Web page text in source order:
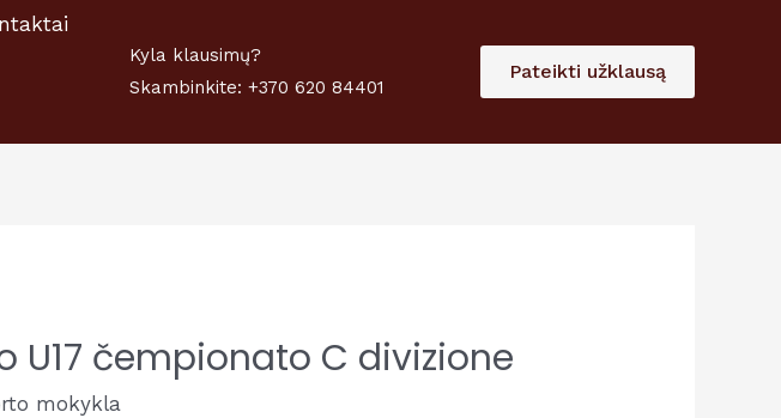
Kyla klausimų?
Skambinkite: +370 620 84401
Pateikti užklausą
U17 čempionato C divizione
mokykla
1,2 proc., nuo GPM, paramą Skirti